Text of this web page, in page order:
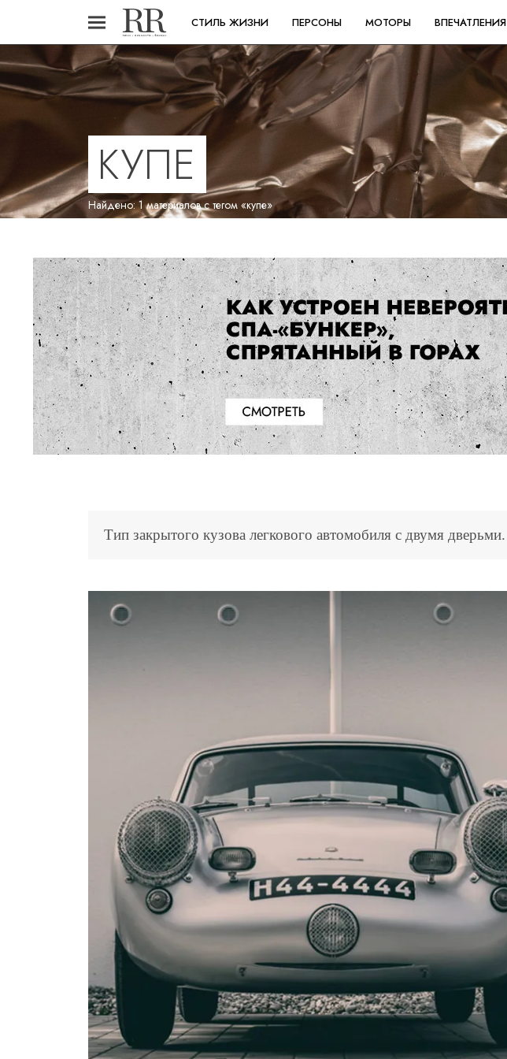
СТИЛЬ ЖИЗНИ ПЕРСОНЫ МОТОРЫ ВПЕЧАТЛЕНИЯ
КУПЕ
Найдено: 1 материалов с тегом «купе»
Тип закрытого кузова легкового автомобиля с двумя дверьми.